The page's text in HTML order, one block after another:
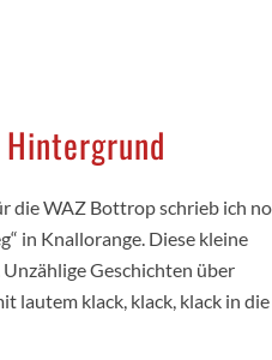
WAZ Bottrop schrieb ich
in Knallorange. Diese kleine
Geschichten über
lautem klack, klack, klack in die